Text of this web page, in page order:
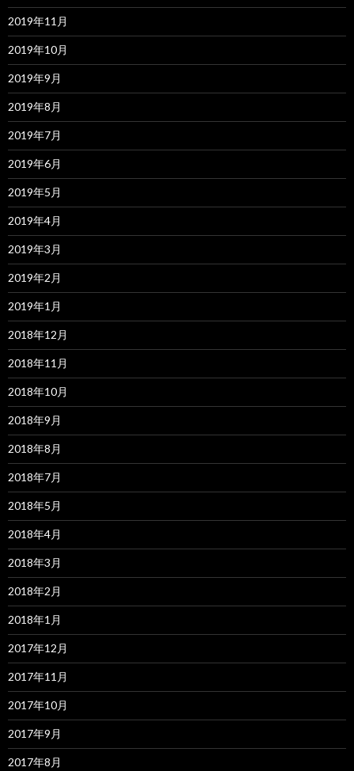
2019年11月
2019年10月
2019年9月
2019年8月
2019年7月
2019年6月
2019年5月
2019年4月
2019年3月
2019年2月
2019年1月
2018年12月
2018年11月
2018年10月
2018年9月
2018年8月
2018年7月
2018年5月
2018年4月
2018年3月
2018年2月
2018年1月
2017年12月
2017年11月
2017年10月
2017年9月
2017年8月